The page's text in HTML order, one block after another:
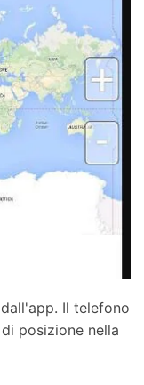
Il telefono
posizione nella